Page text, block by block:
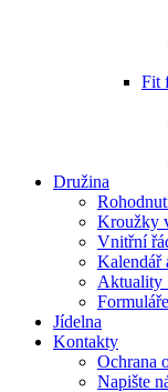
Fit
Družina
Kroužky
Vnitřní
Kalendář
Aktuality
Jídelna
Kontakty
Ochrana
Napište